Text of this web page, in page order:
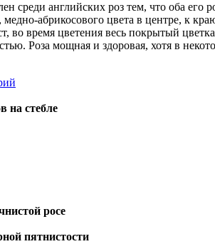
среди английских роз тем, что оба
абрикосового цвета в центре, к
во время цветения весь покрытый
Роза мощная и здоровая, хотя в
на стебле
росе
пятнистости